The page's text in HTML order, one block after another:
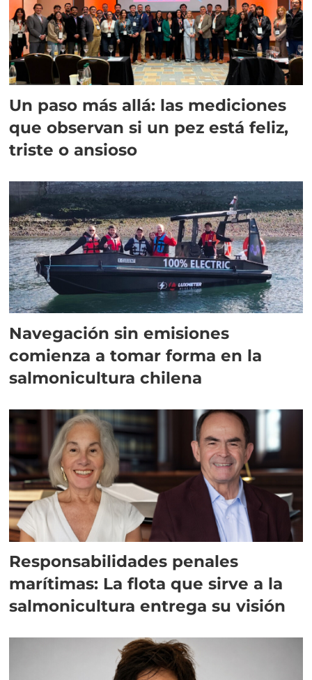
Un paso más allá: las mediciones
que observan si un pez está feliz,
triste o ansioso
Navegación sin emisiones
comienza a tomar forma en la
salmonicultura chilena
Responsabilidades penales
marítimas: La flota que sirve a la
salmonicultura entrega su visión